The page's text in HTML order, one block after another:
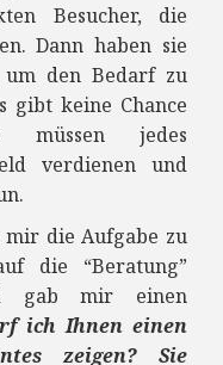
Besucher, die
Dann haben sie
um den Bedarf zu
gibt keine Chance
müssen jedes
verdienen und
die Aufgabe zu
die “Beratung”
gab mir einen
ich Ihnen einen
zeigen? Sie